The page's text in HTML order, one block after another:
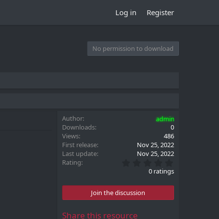
Log in Register
No permission to download
Author
admin
Downloads
0
Views
486
First release
Nov 25, 2022
Last update
Nov 25, 2022
Rating
.
0
t
0 ratings
Join the discussion
Share this resource